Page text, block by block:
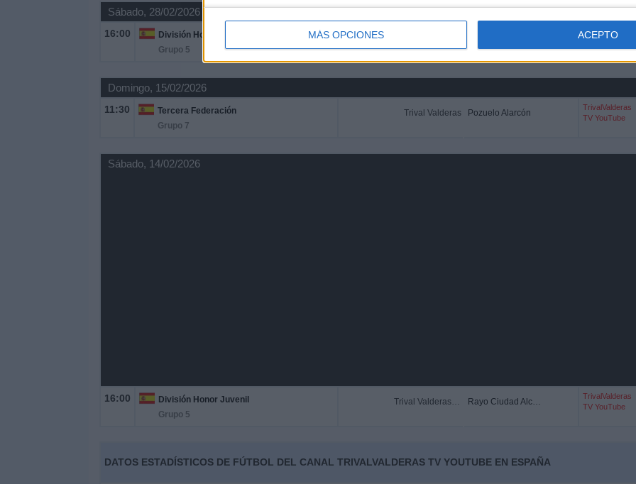
MÁS OPCIONES ACEPTO
Sábado, 28/02/2026
16:00
División Honor Juvenil
Grupo 5
TrivalValderas
Domingo, 15/02/2026
11:30
Tercera Federación
Grupo 7
Trival Valderas Pozuelo Alarcón
TrivalValderas
TV YouTube
Sábado, 14/02/2026
16:00
División Honor Juvenil
Grupo 5
Trival Valderas Academy Rayo Ciudad Alcobendas Academy
TrivalValderas
TV YouTube
DATOS ESTADÍSTICOS DE FÚTBOL DEL CANAL TRIVALVALDERAS TV YOUTUBE EN ESPAÑA